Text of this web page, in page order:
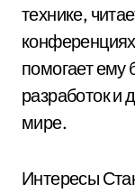
технике,
помогает ему
разработок и
мире.
Интересы